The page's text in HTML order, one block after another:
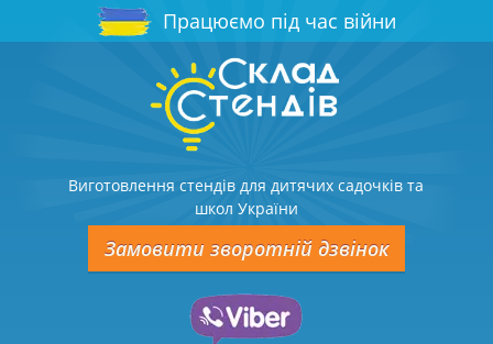
Працюємо під час війни
Виготовлення стендів для дитячих садочків та
школ України
Замовити зворотній дзвінок